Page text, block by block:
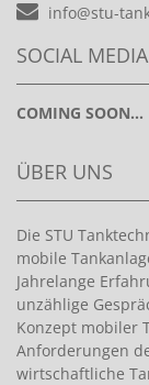
info@stu-
SOCIAL MEDIA
COMING SOON...
ÜBER UNS
Die STU
mobile
Jahrelange
unzählige
Konzept mobiler
Anforderungen
wirtschaftliche